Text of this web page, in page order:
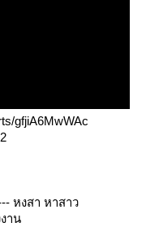
gfjiA6MwWAc
หงสา หาสาว
าน